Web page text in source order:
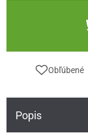
Obľúbené
Popis